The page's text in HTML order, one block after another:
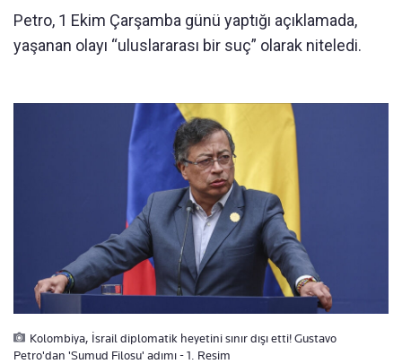
Petro, 1 Ekim Çarşamba günü yaptığı açıklamada,
yaşanan olayı “uluslararası bir suç” olarak niteledi.
Kolombiya, İsrail diplomatik heyetini sınır dışı etti! Gustavo
Petro'dan 'Sumud Filosu' adımı - 1. Resim